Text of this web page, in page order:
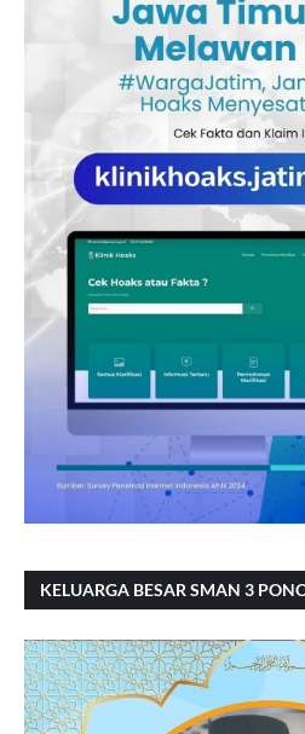
KELUARGA BESAR SMAN 3